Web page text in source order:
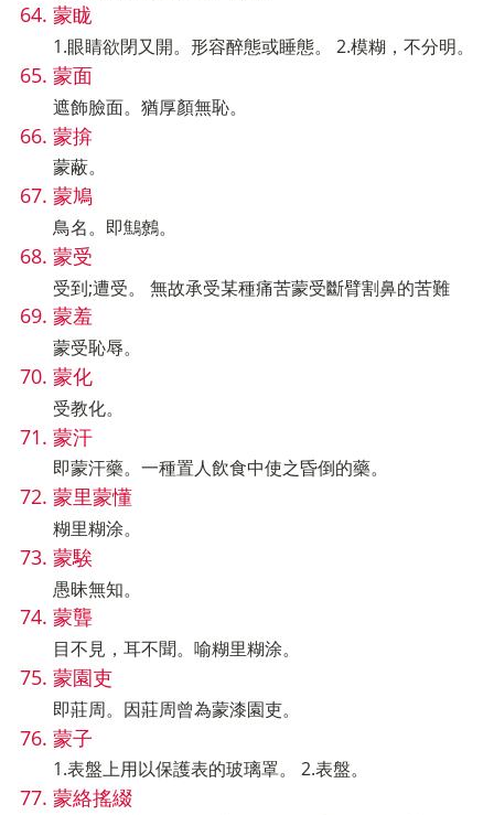
蒙眬
1.眼睛欲閉又開。形容醉態或睡態。 2.模糊，不分明。
蒙面
遮飾臉面。猶厚顏無恥。
蒙揜
蒙蔽。
蒙鳩
鳥名。即鷦鷯。
蒙受
受到;遭受。 無故承受某種痛苦蒙受斷臂割鼻的苦難
蒙羞
蒙受恥辱。
蒙化
受教化。
蒙汗
即蒙汗藥。一種置人飲食中使之昏倒的藥。
蒙里蒙懂
糊里糊涂。
蒙騃
愚昧無知。
蒙聾
目不見，耳不聞。喻糊里糊涂。
蒙園吏
即莊周。因莊周曾為蒙漆園吏。
蒙子
1.表盤上用以保護表的玻璃罩。 2.表盤。
蒙絡搖綴